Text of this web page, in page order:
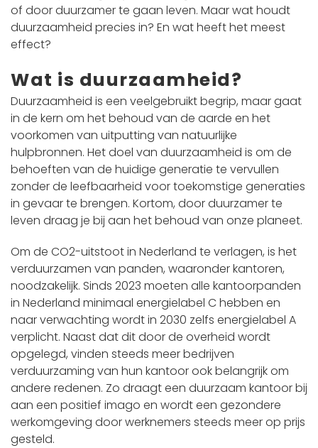
of door duurzamer te gaan leven. Maar wat houdt
duurzaamheid precies in? En wat heeft het meest
effect?
Wat is duurzaamheid?
Duurzaamheid is een veelgebruikt begrip, maar gaat
in de kern om het behoud van de aarde en het
voorkomen van uitputting van natuurlijke
hulpbronnen. Het doel van duurzaamheid is om de
behoeften van de huidige generatie te vervullen
zonder de leefbaarheid voor toekomstige generaties
in gevaar te brengen. Kortom, door duurzamer te
leven draag je bij aan het behoud van onze planeet.
Om de CO2-uitstoot in Nederland te verlagen, is het
verduurzamen van panden, waaronder kantoren,
noodzakelijk. Sinds 2023 moeten alle kantoorpanden
in Nederland minimaal energielabel C hebben en
naar verwachting wordt in 2030 zelfs energielabel A
verplicht. Naast dat dit door de overheid wordt
opgelegd, vinden steeds meer bedrijven
verduurzaming van hun kantoor ook belangrijk om
andere redenen. Zo draagt een duurzaam kantoor bij
aan een positief imago en wordt een gezondere
werkomgeving door werknemers steeds meer op prijs
gesteld.